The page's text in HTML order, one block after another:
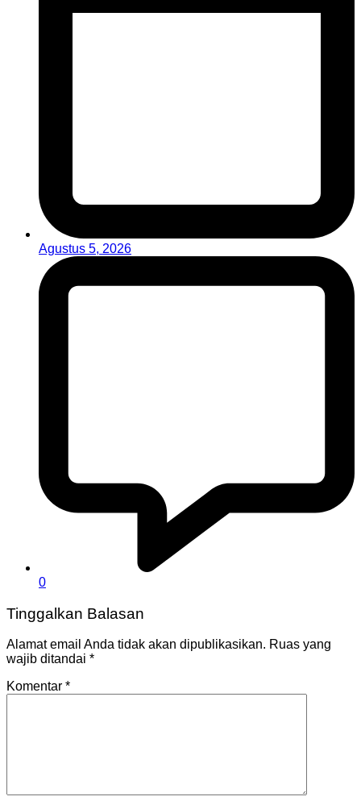
Agustus 5, 2026
0
Tinggalkan Balasan
Alamat email Anda tidak akan dipublikasikan. Ruas yang
wajib ditandai *
Komentar *